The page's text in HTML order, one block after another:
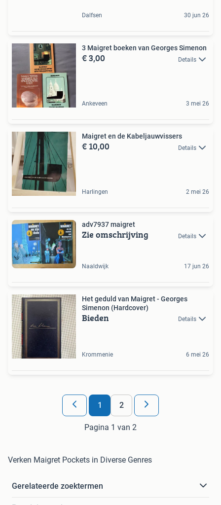
Dalfsen 30 jun 26
3 Maigret boeken van Georges Simenon
€ 3,00 Details
Ankeveen 3 mei 26
Maigret en de Kabeljauwvissers
€ 10,00 Details
Harlingen 2 mei 26
adv7937 maigret
Zie omschrijving Details
Naaldwijk 17 jun 26
Het geduld van Maigret - Georges
Simenon (Hardcover)
Bieden Details
Krommenie 6 mei 26
1 2
Pagina 1 van 2
Verken Maigret Pockets in Diverse Genres
Gerelateerde zoektermen